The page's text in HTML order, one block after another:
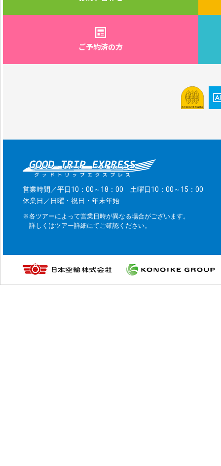
ご予約済の方
営業時間／平日10：00～18：00 土曜日10：00～15：00
休業日／日曜・祝日・年末年始
※各ツアーによって営業日時が異なる場合がございます。
詳しくはツアー詳細にてご確認ください。